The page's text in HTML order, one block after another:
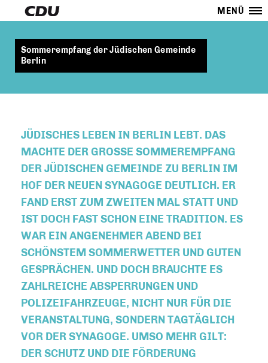
MENÜ
Sommerempfang der Jüdischen Gemeinde
Berlin
JÜDISCHES LEBEN IN BERLIN LEBT. DAS
MACHTE DER GROSSE SOMMEREMPFANG D
ER JÜDISCHEN GEMEINDE ZU BERLIN IM H
OF DER NEUEN SYNAGOGE DEUTLICH. ER F
AND ERST ZUM ZWEITEN MAL STATT UND I
ST DOCH FAST SCHON EINE TRADITION. ES W
AR EIN ANGENEHMER ABEND BEI S
CHÖNSTEM SOMMERWETTER UND GUTEN G
ESPRÄCHEN. UND DOCH BRAUCHTE ES Z
AHLREICHE ABSPERRUNGEN UND P
OLIZEIFAHRZEUGE, NICHT NUR FÜR DIE V
ERANSTALTUNG, SONDERN TAGTÄGLICH V
OR DER SYNAGOGE. UMSO MEHR GILT: D
ER SCHUTZ UND DIE FÖRDERUNG J